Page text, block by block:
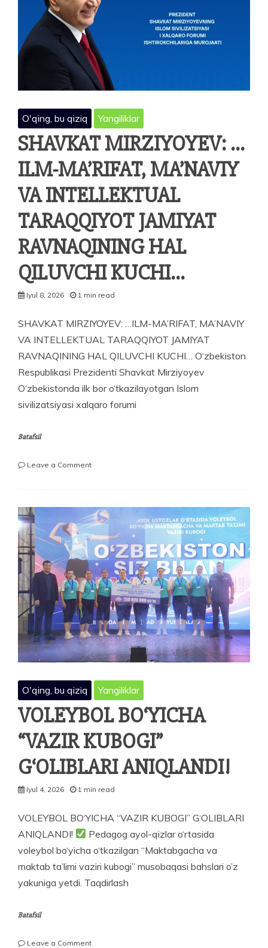
O'qing, bu qiziq Yangiliklar
SHAVKAT MIRZIYOYEV: …
ILM-MA’RIFAT, MA’NAVIY
VA INTELLEKTUAL
TARAQQIYOT JAMIYAT
RAVNAQINING HAL
QILUVCHI KUCHI…
Iyul 8, 2026 1 min read
SHAVKAT MIRZIYOYEV: …ILM-MA’RIFAT, MA’NAVIY
VA INTELLEKTUAL TARAQQIYOT JAMIYAT
RAVNAQINING HAL QILUVCHI KUCHI… O‘zbekiston
Respublikasi Prezidenti Shavkat Mirziyoyev
O‘zbekistonda ilk bor o‘tkazilayotgan Islom
sivilizatsiyasi xalqaro forumi
Batafsil
Leave a Commenton
ILM-
MA’RIFAT,
MA’NAVIY
VA
INTELLEKTUAL
TARAQQIYOT
JAMIYAT
RAVNAQINING
HAL
QILUVCHI
KUCHI…
O'qing, bu qiziq Yangiliklar
VOLEYBOL BO‘YICHA
“VAZIR KUBOGI”
G‘OLIBLARI ANIQLANDI!
Iyul 4, 2026 1 min read
VOLEYBOL BO‘YICHA “VAZIR KUBOGI” G‘OLIBLARI
ANIQLANDI!
Pedagog ayol-qizlar o‘rtasida
voleybol bo‘yicha o‘tkazilgan “Maktabgacha va
maktab ta’limi vaziri kubogi” musobaqasi bahslari o’z
yakuniga yetdi. Taqdirlash
Batafsil
Leave a Commenton